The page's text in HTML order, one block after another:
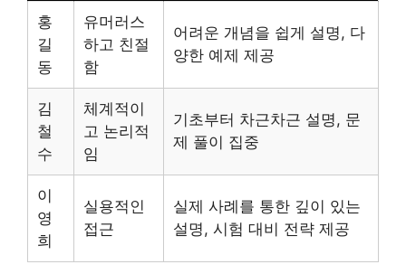
홍
길
동
유머러스
하고 친절
함
어려운 개념을 쉽게 설명, 다
양한 예제 제공
김
철
수
체계적이
고 논리적
임
기초부터 차근차근 설명, 문
제 풀이 집중
이
영
희
실용적인
접근
실제 사례를 통한 깊이 있는
설명, 시험 대비 전략 제공